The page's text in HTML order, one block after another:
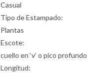
Casual
Tipo de Estampado:
Plantas
Escote:
cuello en ‘v’ o pico profundo
Longitud: